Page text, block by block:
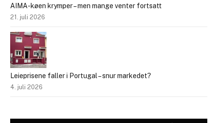
AIMA-køen krymper – men mange venter fortsatt
21. juli 2026
Leieprisene faller i Portugal – snur markedet?
4. juli 2026